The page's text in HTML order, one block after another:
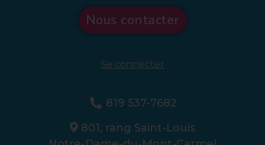
Nous contacter
Se connecter
819 537-7682
801, rang Saint-Louis